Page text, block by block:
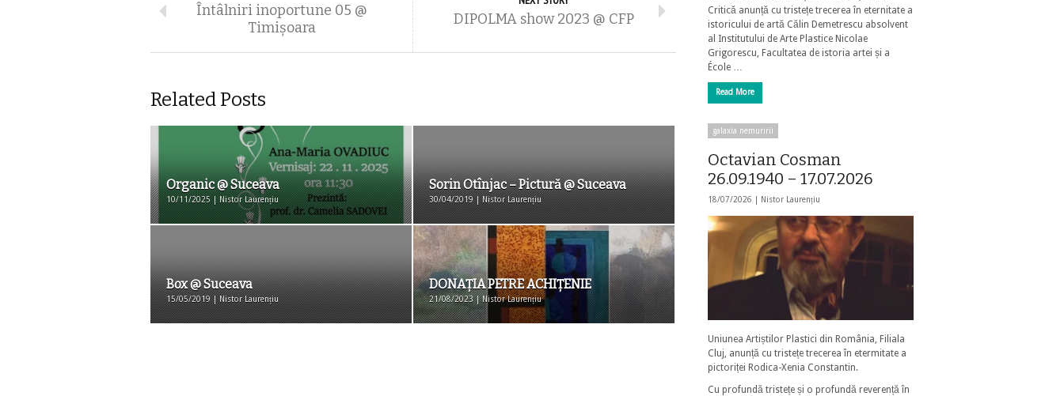
Întâlniri inoportune 05 @
Timişoara
DIPOLMA show 2023 @ CFP
Related Posts
Organic @ Suceava
10/11/2025 | Nistor Laurențiu
Sorin Otînjac – Pictură @ Suceava
30/04/2019 | Nistor Laurențiu
Box @ Suceava
15/05/2019 | Nistor Laurențiu
DONAȚIA PETRE ACHIȚENIE
21/08/2023 | Nistor Laurențiu
Critică anunță cu tristețe trecerea în eternitate a
istoricului de artă Călin Demetrescu absolvent
al Institutului de Arte Plastice Nicolae
Grigorescu, Facultatea de istoria artei și a
École …
Read More
galaxia nemuririi
Octavian Cosman
26.09.1940 – 17.07.2026
18/07/2026 | Nistor Laurențiu
Uniunea Artiștilor Plastici din România, Filiala
Cluj, anunță cu tristețe trecerea în etermitate a
pictoriței Rodica-Xenia Constantin.
Cu profundă tristețe și o profundă reverență în